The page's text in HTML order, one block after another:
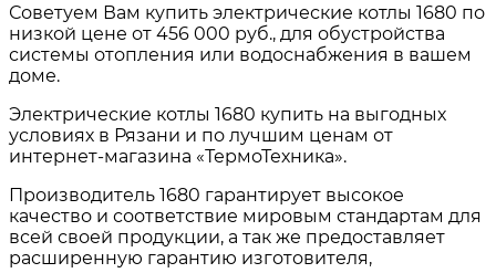
Советуем Вам купить электрические котлы 1680 по
низкой цене от 456 000 руб., для обустройства
системы отопления или водоснабжения в вашем
доме.
Электрические котлы 1680 купить на выгодных
условиях в Рязани и по лучшим ценам от
интернет-магазина «ТермоТехника».
Производитель 1680 гарантирует высокое
качество и соответствие мировым стандартам для
всей своей продукции, а так же предоставляет
расширенную гарантию изготовителя,